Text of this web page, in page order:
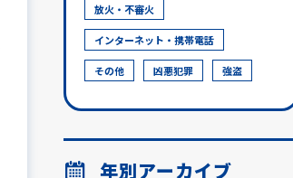
放火・不審火
インターネット・携帯電話
その他 凶悪犯罪 強盗
年別アーカイブ